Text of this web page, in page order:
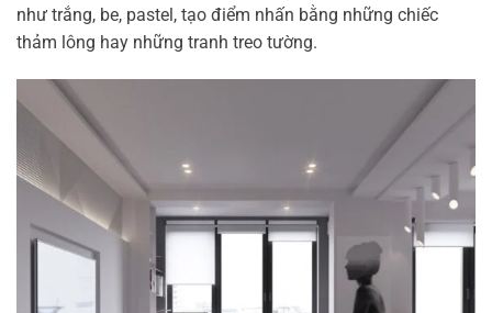
như trắng, be, pastel, tạo điểm nhấn bằng những chiếc
thảm lông hay những tranh treo tường.